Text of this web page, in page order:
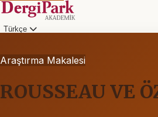
Türkçe
Araştırma Makalesi
ROUSSEAU VE